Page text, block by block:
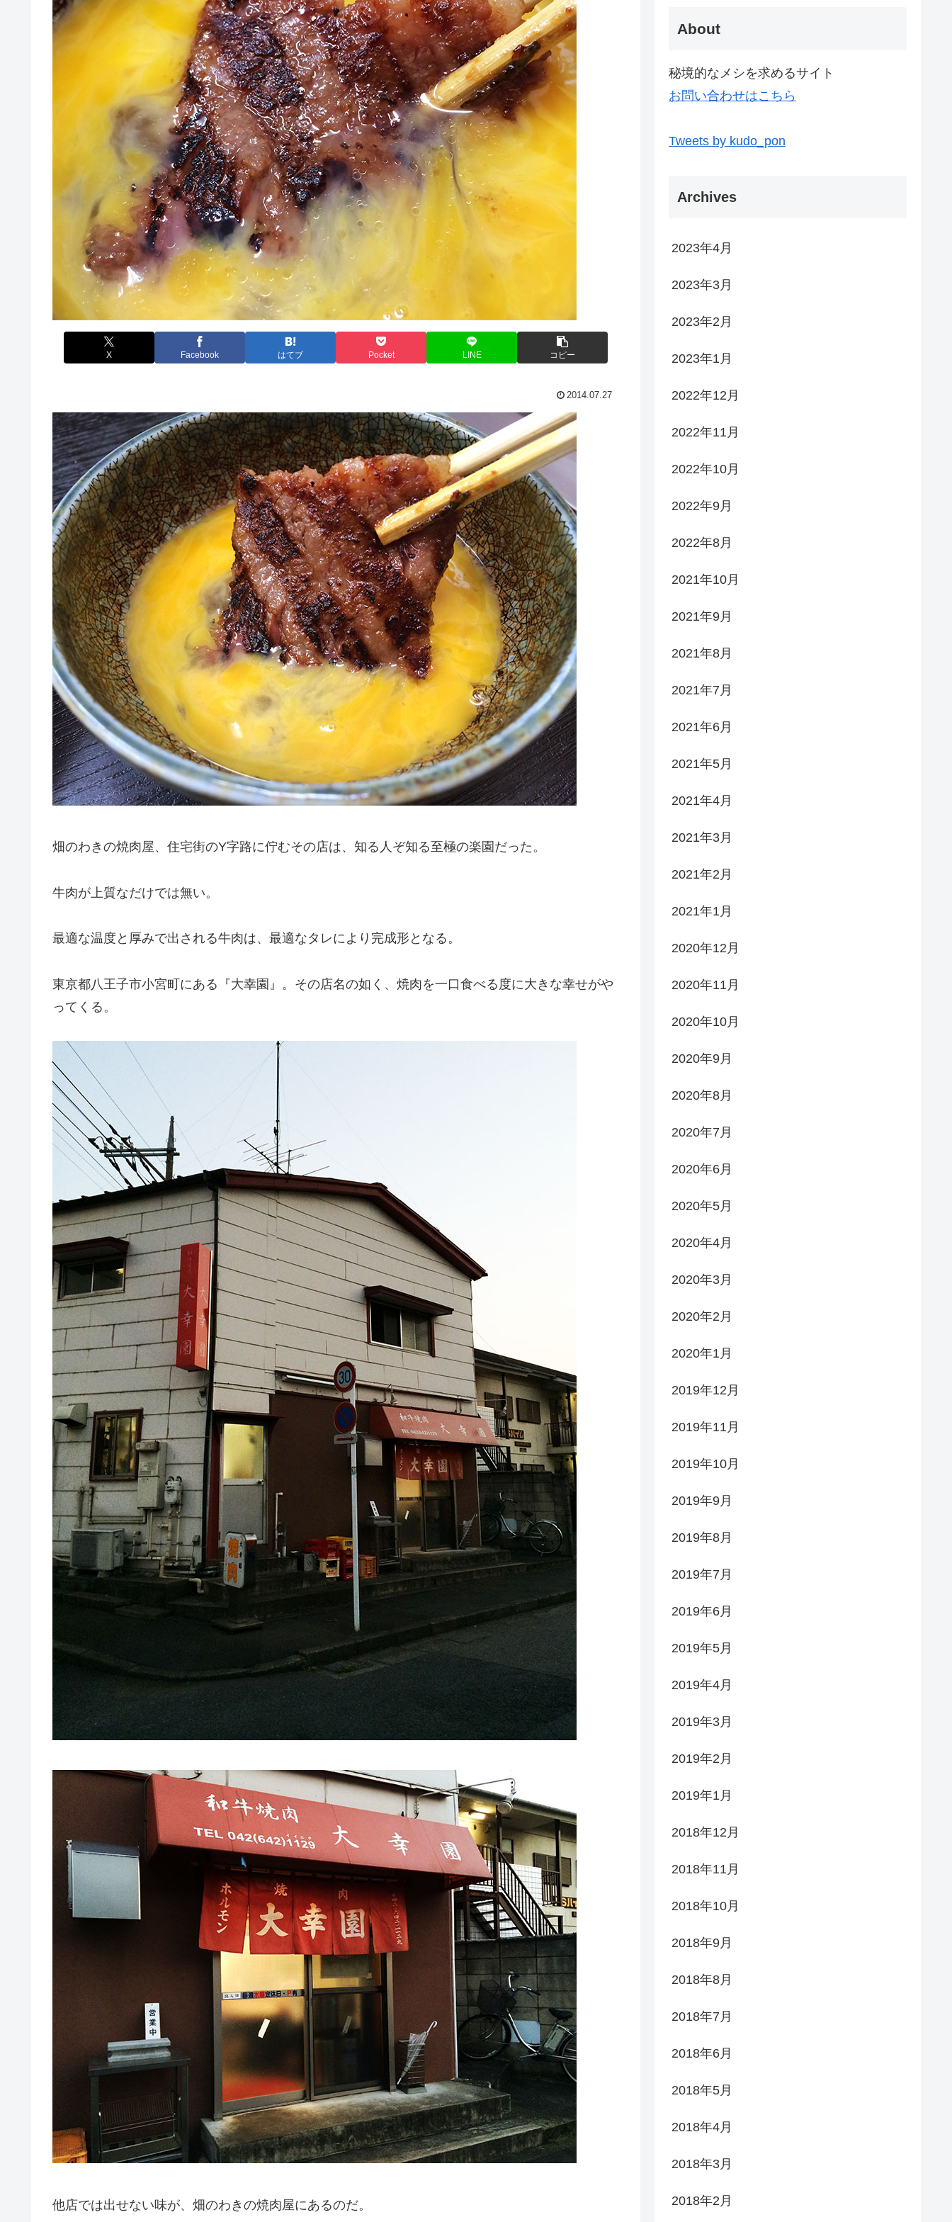
X Facebook はてブ Pocket LINE コピー
2014.07.27
畑のわきの焼肉屋、住宅街のY字路に佇むその店は、知る人ぞ知る至極の楽園だった。
牛肉が上質なだけでは無い。
最適な温度と厚みで出される牛肉は、最適なタレにより完成形となる。
東京都八王子市小宮町にある『大幸園』。その店名の如く、焼肉を一口食べる度に大きな幸せがや
ってくる。
他店では出せない味が、畑のわきの焼肉屋にあるのだ。
About
秘境的なメシを求めるサイト
お問い合わせはこちら
Tweets by kudo_pon
Archives
2023年4月
2023年3月
2023年2月
2023年1月
2022年12月
2022年11月
2022年10月
2022年9月
2022年8月
2021年10月
2021年9月
2021年8月
2021年7月
2021年6月
2021年5月
2021年4月
2021年3月
2021年2月
2021年1月
2020年12月
2020年11月
2020年10月
2020年9月
2020年8月
2020年7月
2020年6月
2020年5月
2020年4月
2020年3月
2020年2月
2020年1月
2019年12月
2019年11月
2019年10月
2019年9月
2019年8月
2019年7月
2019年6月
2019年5月
2019年4月
2019年3月
2019年2月
2019年1月
2018年12月
2018年11月
2018年10月
2018年9月
2018年8月
2018年7月
2018年6月
2018年5月
2018年4月
2018年3月
2018年2月